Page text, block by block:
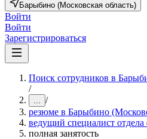
Барыбино (Московская область)
Войти
Войти
Зарегистрироваться
Поиск сотрудников в
/
... /
резюме в Барыбино
ведущий специалист отдела
полная занятость